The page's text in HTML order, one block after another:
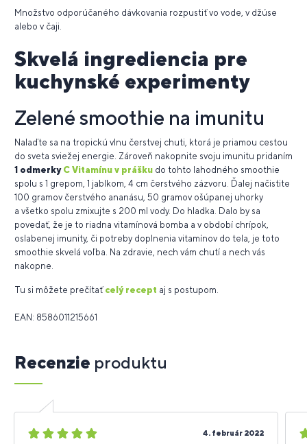
Množstvo odporúčaného dávkovania rozpustiť vo vode, v džúse
alebo v čaji.
Skvelá ingrediencia pre
kuchynské experimenty
Zelené smoothie na imunitu
Nalaďte sa na tropickú vlnu čerstvej chuti, ktorá je priamou cestou
do sveta sviežej energie. Zároveň nakopnite svoju imunitu pridaním
1 odmerky C Vitamínu v prášku do tohto lahodného smoothie
spolu s 1 grepom, 1 jablkom, 4 cm čerstvého zázvoru. Ďalej načistite
100 gramov čerstvého ananásu, 50 gramov ošúpanej uhorky
a všetko spolu zmixujte s 200 ml vody. Do hladka. Dalo by sa
povedať, že je to riadna vitamínová bomba a v období chrípok,
oslabenej imunity, či potreby doplnenia vitamínov do tela, je toto
smoothie skvelá voľba. Na zdravie, nech vám chutí a nech vás
nakopne.
Tu si môžete prečítať celý recept aj s postupom.
EAN: 8586011215661
Recenzie produktu
5
4. február 2022
5